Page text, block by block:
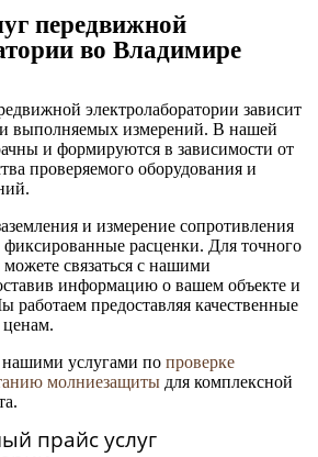
передвижной
во Владимире
электролаборатории зависит
выполняемых измерений. В нашей
и формируются в зависимости от
проверяемого оборудования и
и измерение сопротивления
расценки. Для точного
связаться с нашими
информацию о вашем объекте и
работаем предоставляя качественные
нашими услугами по проверке
молниезащиты для комплексной
прайс услуг